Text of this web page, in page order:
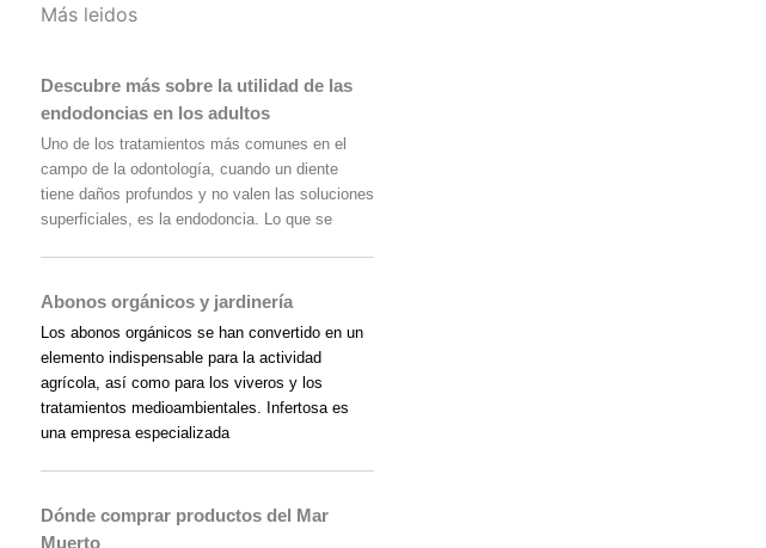
Más leidos
Descubre más sobre la utilidad de las
endodoncias en los adultos
Uno de los tratamientos más comunes en el
campo de la odontología, cuando un diente
tiene daños profundos y no valen las soluciones
superficiales, es la endodoncia. Lo que se
Abonos orgánicos y jardinería
Los abonos orgánicos se han convertido en un
elemento indispensable para la actividad
agrícola, así como para los viveros y los
tratamientos medioambientales. Infertosa es
una empresa especializada
Dónde comprar productos del Mar
Muerto